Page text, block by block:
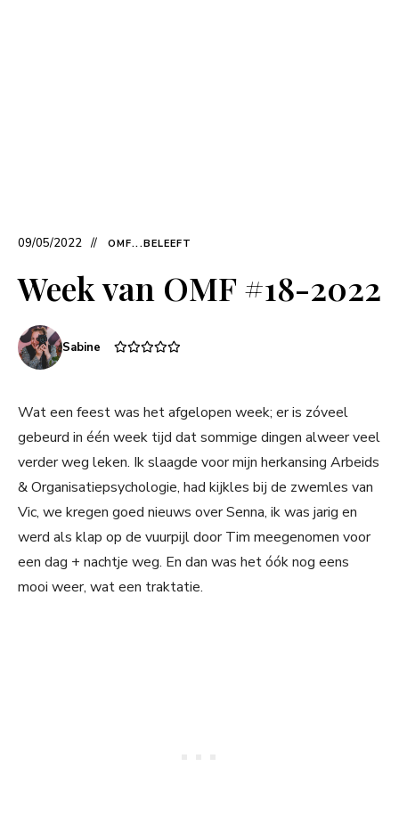
09/05/2022 OMF...BELEEFT
Week van OMF #18-2022
Sabine
Wat een feest was het afgelopen week; er is zóveel
gebeurd in één week tijd dat sommige dingen alweer veel
verder weg leken. Ik slaagde voor mijn herkansing Arbeids
& Organisatiepsychologie, had kijkles bij de zwemles van
Vic, we kregen goed nieuws over Senna, ik was jarig en
werd als klap op de vuurpijl door Tim meegenomen voor
een dag + nachtje weg. En dan was het óók nog eens
mooi weer, wat een traktatie.